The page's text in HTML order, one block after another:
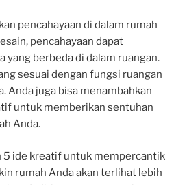
pencahayaan di dalam rumah
pencahayaan dapat
yang berbeda di dalam ruangan.
sesuai dengan fungsi ruangan
Anda juga bisa menambahkan
untuk memberikan sentuhan
Anda.
5 ide kreatif untuk mempercantik
rumah Anda akan terlihat lebih